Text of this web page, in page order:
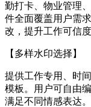
勤打卡、物业管理
件全面覆盖用户需
改，提升工作可信度
【多样水印选择】
提供工作专用、时
模板。用户可自由
满足不同情感表达。